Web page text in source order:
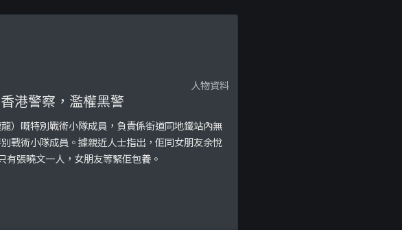
人物資料
港警察，濫權黑警
）嘅特別戰術小隊成員，負責係街道同地鐵站內無
戰術小隊成員。據親近人士指出，佢同女朋友余悅
張曉文一人，女朋友等緊佢包養。